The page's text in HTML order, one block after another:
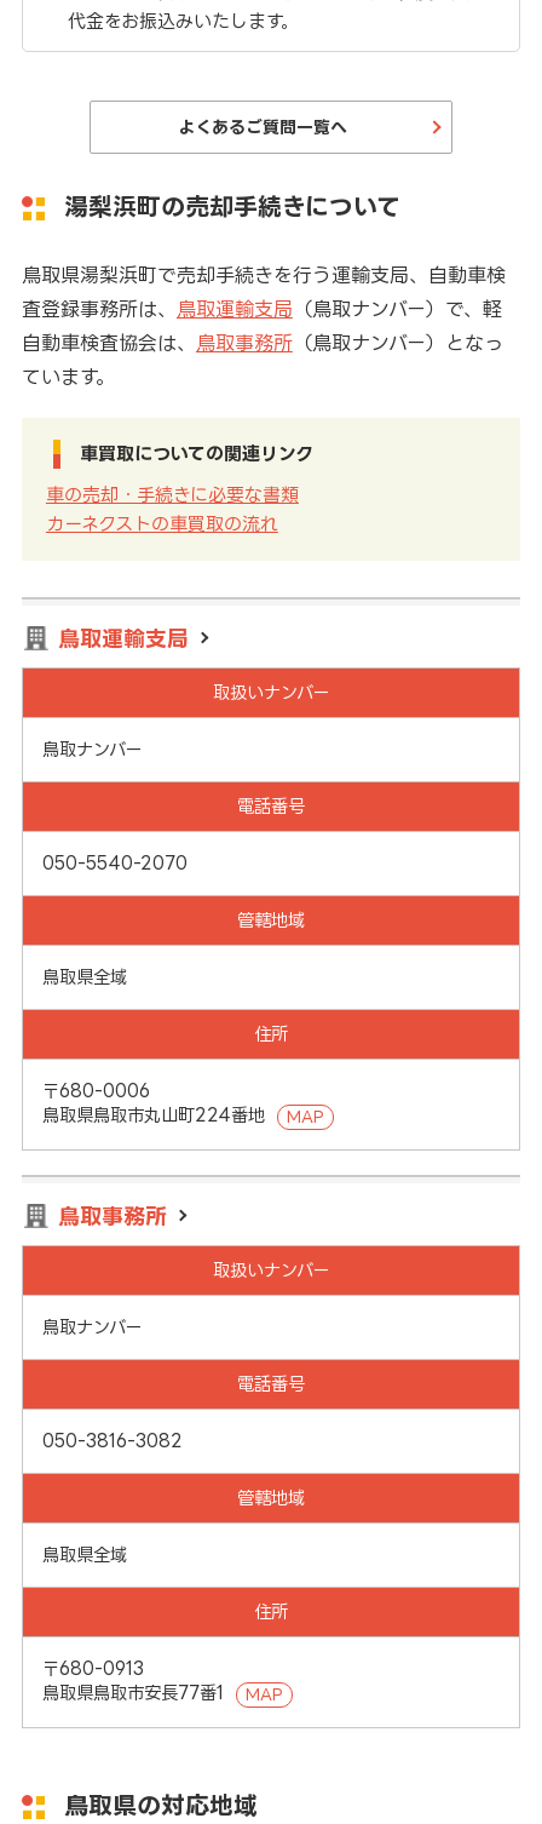
代金をお振込みいたします。
よくあるご質問一覧へ
湯梨浜町の売却手続きについて
鳥取県湯梨浜町で売却手続きを行う運輸支局、自動車検
査登録事務所は、
鳥取運輸支局 （鳥取ナンバー）で、軽
自動車検査協会は、
鳥取事務所（鳥取ナンバー）となっ
ています。
車買取についての関連リンク
車の売却・手続きに必要な書類
カーネクストの車買取の流れ
鳥取運輸支局
取扱いナンバー
鳥取ナンバー
電話番号
050-5540-2070
管轄地域
鳥取県全域
住所
〒680-0006
鳥取県鳥取市丸山町224番地
MAP
鳥取事務所
取扱いナンバー
鳥取ナンバー
電話番号
050-3816-3082
管轄地域
鳥取県全域
住所
〒680-0913
鳥取県鳥取市安長77番1
MAP
鳥取県の対応地域